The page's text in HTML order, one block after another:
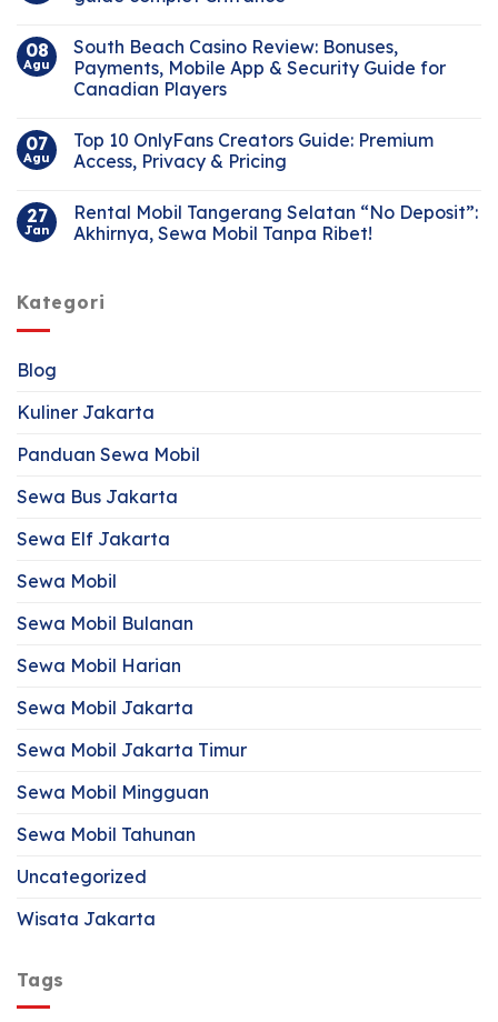
08
Agu
South Beach Casino Review: Bonuses,
Payments, Mobile App & Security Guide for
Canadian Players
07
Agu
Top 10 OnlyFans Creators Guide: Premium
Access, Privacy & Pricing
27
Jan
Rental Mobil Tangerang Selatan “No Deposit”:
Akhirnya, Sewa Mobil Tanpa Ribet!
Kategori
Blog
Kuliner Jakarta
Panduan Sewa Mobil
Sewa Bus Jakarta
Sewa Elf Jakarta
Sewa Mobil
Sewa Mobil Bulanan
Sewa Mobil Harian
Sewa Mobil Jakarta
Sewa Mobil Jakarta Timur
Sewa Mobil Mingguan
Sewa Mobil Tahunan
Uncategorized
Wisata Jakarta
Tags